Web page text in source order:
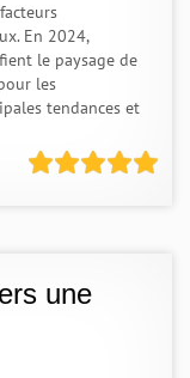
En 2024,
le paysage de
les
tendances et
une